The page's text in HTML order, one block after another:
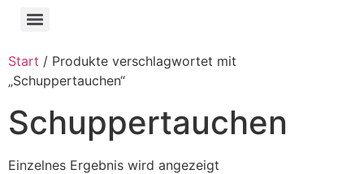
Start / Produkte verschlagwortet mit
„Schuppertauchen“
Schuppertauchen
Einzelnes Ergebnis wird angezeigt